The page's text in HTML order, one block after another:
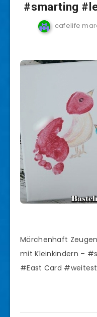
#smarting
cafelife
Märchenhaft
mit Kleinkindern –
#East Card